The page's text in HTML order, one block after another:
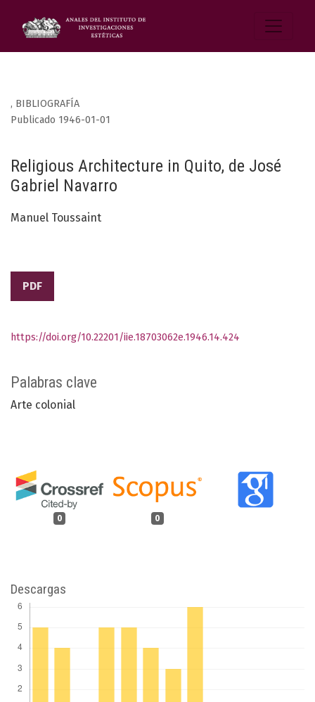
, BIBLIOGRAFÍA
Religious Architecture in Quito, de José
Gabriel Navarro
Publicado 1946-01-01
Manuel Toussaint
PDF
Palabras clave
Arte colonial
0 0
https://doi.org/10.22201/iie.18703062e.1946.14.424
Descargas